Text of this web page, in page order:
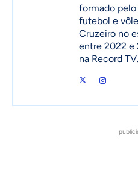
formado
futebol e
Cruzeiro no
entre 2022 e
na Record TV.